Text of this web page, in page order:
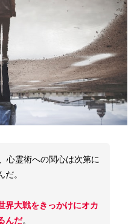
心霊術への関心は次第に
だ。
界大戦をきっかけにオカ
んだ。